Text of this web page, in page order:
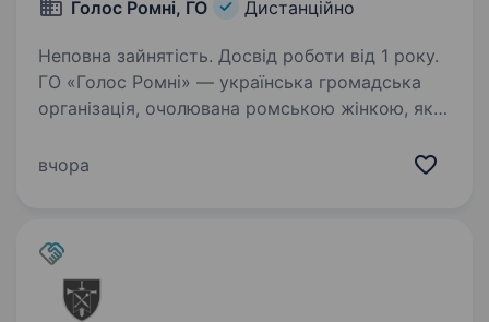
Голос Ромні, ГО Дистанційно
Неповна зайнятість. Досвід роботи від 1 року.
ГО «Голос Ромні» — українська громадська
організація, очолювана ромською жінкою, яка
можливостей та посиленням участі ромських
вчора